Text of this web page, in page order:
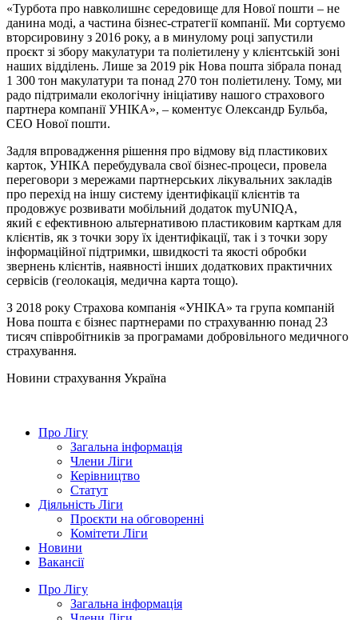
«Турбота про навколишнє середовище для Нової пошти – не
данина моді, а частина бізнес-стратегії компанії. Ми сортуємо
вторсировину з 2016 року, а в минулому році запустили
проєкт зі збору макулатури та поліетилену у клієнтській зоні
наших відділень. Лише за 2019 рік Нова пошта зібрала понад
1 300 тон макулатури та понад 270 тон поліетилену. Тому, ми
радо підтримали екологічну ініціативу нашого страхового
партнера компанії УНІКА», – коментує Олександр Бульба,
СЕО Нової пошти.
Задля впровадження рішення про відмову від пластикових
карток, УНІКА перебудувала свої бізнес-процеси, провела
переговори з мережами партнерських лікувальних закладів
про перехід на іншу систему ідентифікації клієнтів та
продовжує розвивати мобільний додаток myUNIQA,
який є ефективною альтернативою пластиковим карткам для
клієнтів, як з точки зору їх ідентифікації, так і з точки зору
інформаційної підтримки, швидкості та якості обробки
звернень клієнтів, наявності інших додаткових практичних
сервісів (геолокація, медична карта тощо).
З 2018 року Страхова компанія «УНІКА» та група компаній
Нова пошта є бізнес партнерами по страхуванню понад 23
тисяч співробітників за програмами добровільного медичного
страхування.
Новини страхування Україна
Про Лігу
Загальна інформація
Члени Ліги
Керівництво
Статут
Діяльність Ліги
Проєкти на обговоренні
Комітети Ліги
Новини
Вакансії
Про Лігу
Загальна інформація